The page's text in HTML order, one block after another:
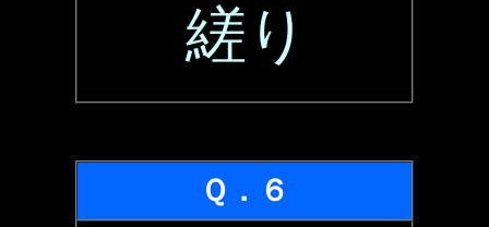
縒り
Ｑ．６